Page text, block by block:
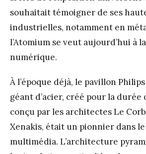
souhaitait témoigner de ses
industrielles, notamment en
l’Atomium se veut aujourd’hui à
numérique.
À l’époque déjà, le pavillon
géant d’acier, créé pour la durée
conçu par les architectes Le
Xenakis, était un pionnier dans
multimédia. L’architecture